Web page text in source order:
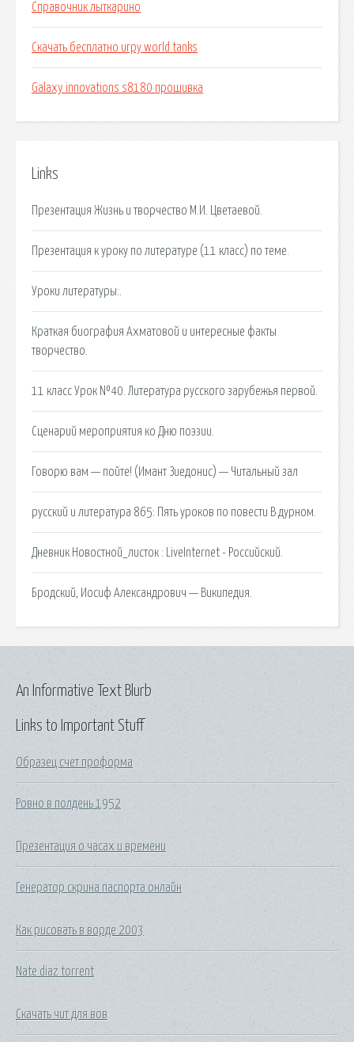
Справочник лыткарино
Скачать бесплатно игру world tanks
Galaxy innovations s8180 прошивка
Links
Презентация Жизнь и творчество М.И. Цветаевой.
Презентация к уроку по литературе (11 класс) по теме.
Уроки литературы:.
Краткая биография Ахматовой и интересные факты
творчество.
11 класс Урок №40. Литература русского зарубежья первой.
Сценарий мероприятия ко Дню поэзии.
Говорю вам — пойте! (Имант Зиедонис) — Читальный зал
русский и литература 865: Пять уроков по повести В дурном.
Дневник Новостной_листок : LiveInternet - Российский.
Бродский, Иосиф Александрович — Википедия.
Links to Important Stuff
Образец счет проформа
Ровно в полдень 1952
Презентация о часах и времени
Генератор скрина паспорта онлайн
Как рисовать в ворде 2003
Nate diaz torrent
Скачать чит для вов
An Informative Text Blurb